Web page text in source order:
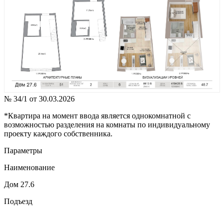
№ 34/1 от 30.03.2026
*Квартира на момент ввода является однокомнатной с
возможностью разделения на комнаты по индивидуальному
проекту каждого собственника.
Параметры
Наименование
Дом 27.6
Подъезд